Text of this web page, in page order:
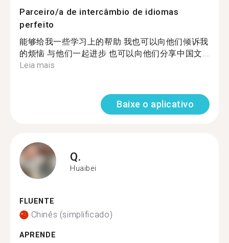
Parceiro/a de intercâmbio de idiomas
perfeito
能够给我一些学习上的帮助 我也可以向他们倾诉我
的烦恼 与他们一起进步 也可以向他们分享中国文...
Leia mais
Baixe o aplicativo
Q.
Huaibei
FLUENTE
Chinês (simplificado)
APRENDE